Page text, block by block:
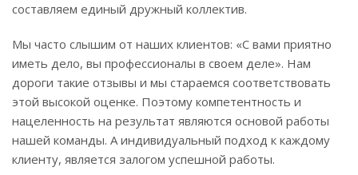
составляем единый дружный коллектив.
Мы часто слышим от наших клиентов: «С вами приятно
иметь дело, вы профессионалы в своем деле». Нам
дороги такие отзывы и мы стараемся соответствовать
этой высокой оценке. Поэтому компетентность и
нацеленность на результат являются основой работы
нашей команды. А индивидуальный подход к каждому
клиенту, является залогом успешной работы.